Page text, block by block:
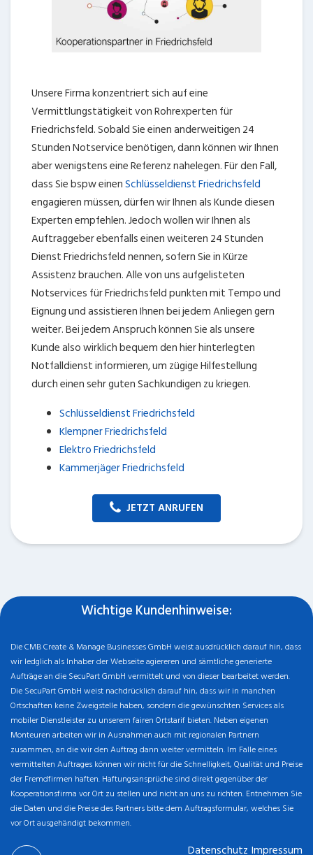
Unsere Firma konzentriert sich auf eine
Vermittlungstätigkeit von Rohrexperten für
Friedrichsfeld. Sobald Sie einen anderweitigen 24
Stunden Notservice benötigen, dann können wir Ihnen
aber wenigstens eine Referenz nahelegen. Für den Fall,
dass Sie bspw einenSchlüsseldienst Friedrichsfeld
engagieren müssen, dürfen wir Ihnen als Kunde diesen
Experten empfehlen. Jedoch wollen wir Ihnen als
Auftraggeber ebenfalls einen weiteren 24 Stunden
Dienst Friedrichsfeld nennen, sofern Sie in Kürze
Assistenz brauchen. Alle von uns aufgelisteten
Notservices für Friedrichsfeld punkten mit Tempo und
Eignung und assistieren Ihnen bei jedem Anliegen gern
weiter. Bei jedem Anspruch können Sie als unsere
Kunde also wirklich bequem den hier hinterlegten
Notfalldienst informieren, um zügige Hilfestellung
durch einen sehr guten Sachkundigen zu kriegen.
Schlüsseldienst Friedrichsfeld
Klempner Friedrichsfeld
Elektro Friedrichsfeld
Kammerjäger Friedrichsfeld
JETZT ANRUFEN
Wichtige Kundenhinweise:
Die CMB Create & Manage Businesses GmbH weist ausdrücklich darauf hin, dass
wir ledglich als Inhaber der Webseite agiereren und sämtliche generierte
Aufträge an die SecuPart GmbH vermittelt und von dieser bearbeitet werden.
Die SecuPart GmbH weist nachdrücklich darauf hin, dass wir in manchen
Ortschaften keine Zweigstelle haben, sondern die gewünschten Services als
mobiler Dienstleister zu unserem fairen Ortstarif bieten. Neben eigenen
Monteuren arbeiten wir in Ausnahmen auch mit regionalen Partnern
zusammen, an die wir den Auftrag dann weiter vermitteln. Im Falle eines
vermittelten Auftrages können wir nicht für die Schnelligkeit, Qualität und Preise
der Fremdfirmen haften. Haftungsansprüche sind direkt gegenüber der
Kooperationsfirma vor Ort zu stellen und nicht an uns zu richten. Entnehmen Sie
die Daten und die Preise des Partners bitte dem Auftragsformular, welches Sie
vor Ort ausgehändigt bekommen.
Datenschutz Impressum